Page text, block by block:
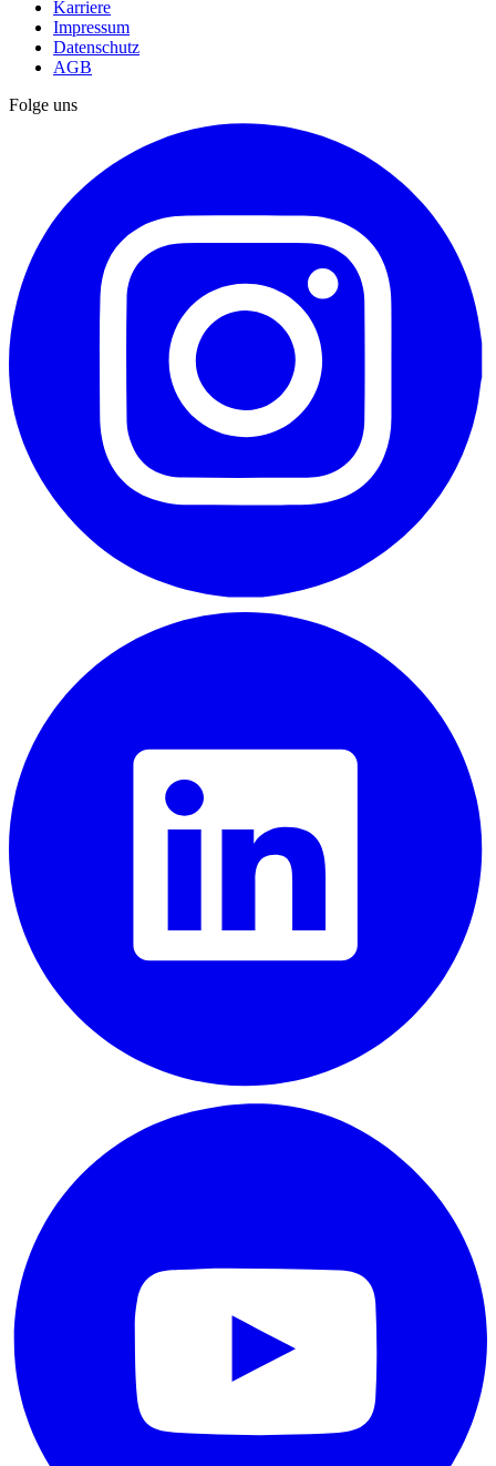
Karriere
Impressum
Datenschutz
AGB
Folge uns